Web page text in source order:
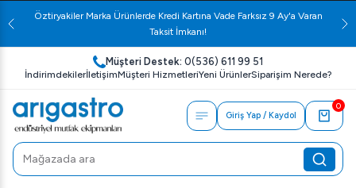
Öztiryakiler Marka Ürünlerde Kredi Kartına Vade Farksız 9 Ay'a Varan
Taksit İmkanı!
Müşteri Destek: 0(536) 611 99 51
İndirimdekilerİletişimMüşteri HizmetleriYeni ÜrünlerSiparişim Nerede?
Giriş Yap / Kaydol
0